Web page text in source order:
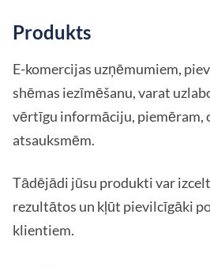
Produkts
E-komercijas uzņēmumiem,
shēmas iezīmēšanu, varat
vērtīgu informāciju, piemēram,
atsauksmēm.
Tādējādi jūsu produkti var
rezultātos un kļūt pievilcīgāki
klientiem.